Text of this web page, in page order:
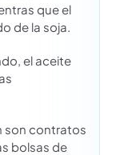
que el
de la soja.
el aceite
son contratos
bolsas de